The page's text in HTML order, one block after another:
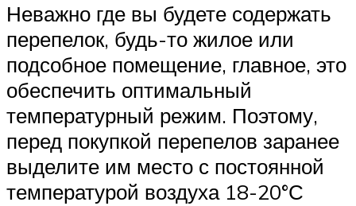
Неважно где вы будете содержать
перепелок, будь-то жилое или
подсобное помещение, главное, это
обеспечить оптимальный
температурный режим. Поэтому,
перед покупкой перепелов заранее
выделите им место с постоянной
температурой воздуха 18-20°С